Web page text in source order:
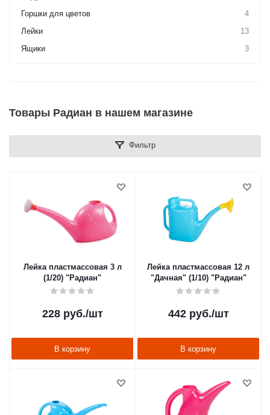
Горшки для цветов
4
Лейки
13
Ящики
3
Товары Радиан в нашем магазине
Фильтр
Лейка пластмассовая 3 л
(1/20) "Радиан"
228руб./шт
В корзину
Лейка пластмассовая 12 л
"Дачная" (1/10) "Радиан"
442руб./шт
В корзину